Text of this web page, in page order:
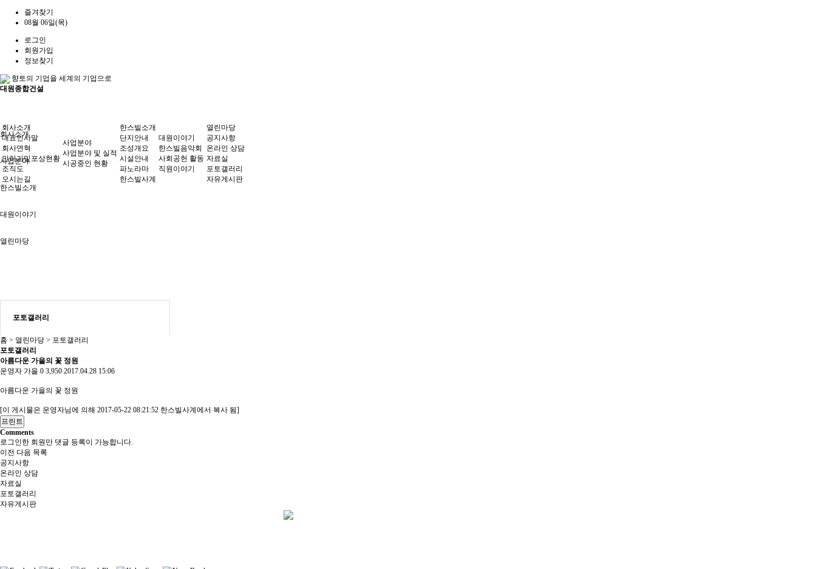
즐겨찾기
08월 06일(목)
로그인
회원가입
정보찾기
향토의 기업을 세계의 기업으로
대원종합건설
회사소개
사업분야
한스빌소개
대원이야기
열린마당
회사소개
대표인사말
회사연혁
인허가및포상현황
조직도
오시는길
사업분야
사업분야 및 실적
시공중인 현황
한스빌소개
단지안내
조성개요
시설안내
파노라마
한스빌사계
대원이야기
한스빌음악회
사회공헌 활동
직원이야기
열린마당
공지사항
온라인 상담
자료실
포토갤러리
자유게시판
포토갤러리
홈 > 열린마당 > 포토갤러리
포토갤러리
아름다운 가을의 꽃 정원
운영자 가을 0 3,950 2017.04.28 15:06
아름다운 가을의 꽃 정원
[이 게시물은 운영자님에 의해 2017-05-22 08:21:52 한스빌사계에서 복사 됨]
프린트
Comments
로그인한 회원만 댓글 등록이 가능합니다.
이전 다음 목록
공지사항
온라인 상담
자료실
포토갤러리
자유게시판